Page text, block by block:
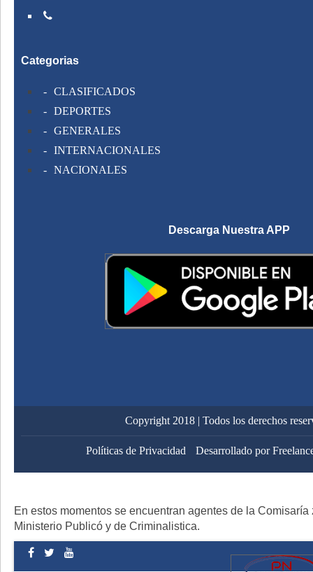
Categorias
CLASIFICADOS
DEPORTES
GENERALES
INTERNACIONALES
NACIONALES
Descarga Nuestra APP
Copyright 2018 | Todos los derechos
Políticas de Privacidad Desarrollado por
En estos momentos se encuentran agentes de la
Ministerio Publicó y de Criminalistica.